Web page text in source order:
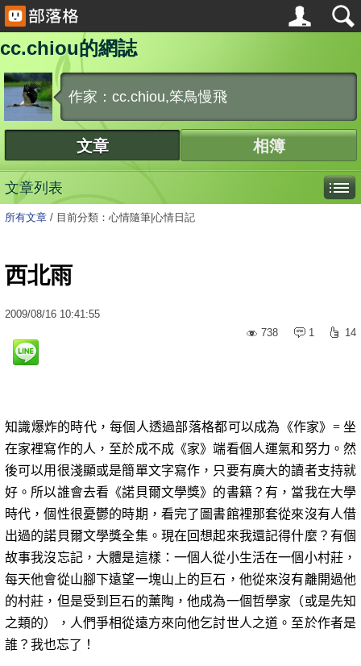
cc.chiou的網誌
作家：cc.chiou,笨鳥慢飛
文章 相簿
文章列表
所有文章 / 目前分類：心情隨筆|心情日記
西北雨
2009/08/16 10:41:55
738
1 14
知識爆炸的時代，每個人透過部落格都可以成為《作家》 =坐
在家裡寫作的人，至於成不成《家》端看個人運氣和努力 。然
後可以用很淺顯或是簡單文字寫作，只要有廣大的讀者支持就
好。所以誰會去看《諾貝爾文學獎》的書籍？有，當我在大學
時代，個性很憂鬱的時期，看完了圖書館裡那套從來沒有人借
出過的諾貝爾文學獎全集。現在回想起來我還記得什麼？有個
故事我沒忘記，大體是這樣：一個人從小生活在一個小村莊，
每天他會從山腳下遠望一塊山上的巨石，他從來沒有離開過他
的村莊，但是受到巨石的薰陶，他成為一個哲學家（或是先知
之類的），人們爭相從遠方來向他乞討世人之道。至於作者是
誰？我也忘了！